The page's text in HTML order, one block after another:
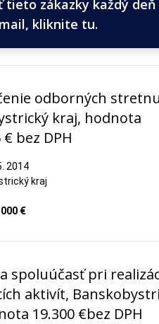
tieto zákazky každý deň
kliknite tu.
odborných
kraj, hodnota
€ bez DPH
2014
kraj
€
spoluúčasť pri
aktivít,
19.300 €bez DPH